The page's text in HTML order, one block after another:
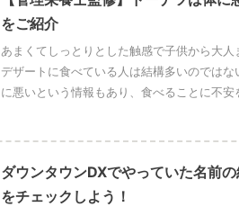
をご紹介
あまくてしっとりとした触感で子供から大
デザートに食べている人は結構多いのでは
に悪いという情報もあり、食べることに不
ダウンタウンDXでやっていた名前
をチェックしよう！